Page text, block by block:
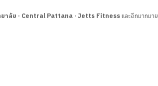
าลัย · Central Pattana · Jetts Fitnessและอีกมากมาย